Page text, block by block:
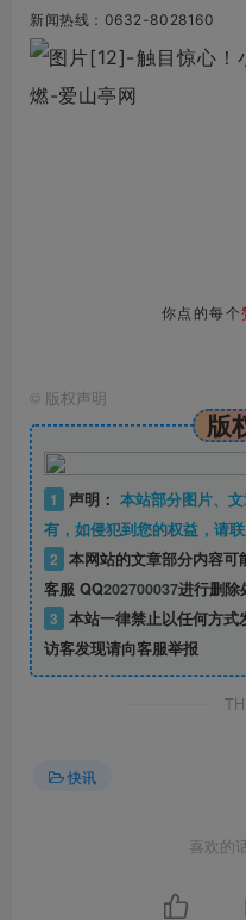
新闻热线： 0632-8028160
你点的每个
© 版权声明
版
1 声明： 本站部分图片、
有，如侵犯到您的权益，请联
2 本网站的文章部分内容可
客服 QQ202700037进行删除
3 本站一律禁止以任何方式
访客发现请向客服举报
快讯
喜欢的